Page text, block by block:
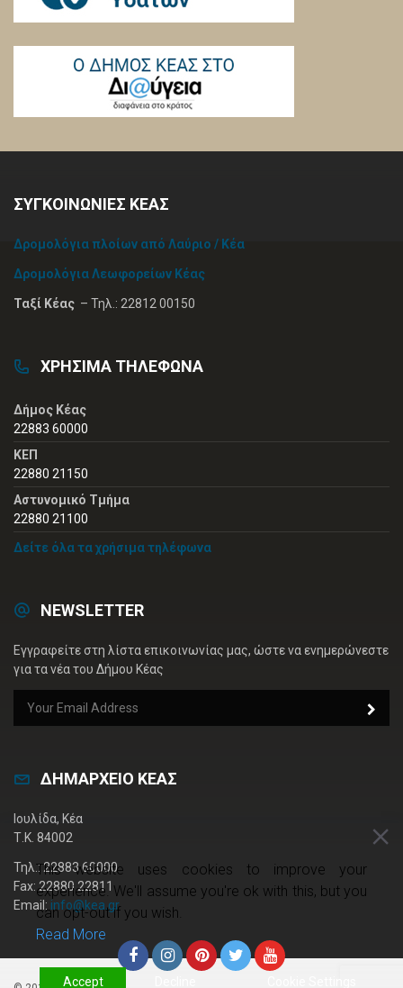
ΣΥΓΚΟΙΝΩΝΙΕΣ ΚΕΑΣ
Δρομολόγια πλοίων από Λαύριο / Κέα
Δρομολόγια Λεωφορείων Κέας
Ταξί Κέας – Τηλ.: 22812 00150
ΧΡΗΣΙΜΑ ΤΗΛΕΦΩΝΑ
Δήμος Κέας
22883 60000
ΚΕΠ
22880 21150
Αστυνομικό Τμήμα
22880 21100
Δείτε όλα τα χρήσιμα τηλέφωνα
NEWSLETTER
Εγγραφείτε στη λίστα επικοινωνίας μας, ώστε να ενημερώνεστε
για τα νέα του Δήμου Κέας
ΔΗΜΑΡΧΕΙΟ ΚΕΑΣ
Ιουλίδα, Κέα
Τ.Κ. 84002
Τηλ.: 22883 60000
Fax: 22880 22811
Email: info@kea.gr
This website uses cookies to improve your
experience. We'll assume you're ok with this, but you
can opt-out if you wish.
Read More
Accept